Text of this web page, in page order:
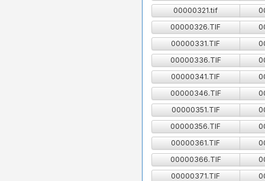
00000321.tif
00000326.TIF
00000331.TIF
00000336.TIF
00000341.TIF
00000346.TIF
00000351.TIF
00000356.TIF
00000361.TIF
00000366.TIF
00000371.TIF